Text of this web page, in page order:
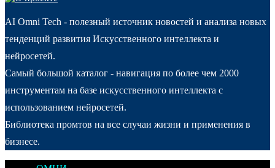
AI Omni Tech - полезный источник новостей и анализа новых
тенденций развития Искусственного интеллекта и
нейросетей.
Самый большой каталог - навигация по более чем 2000
инструментам на базе искусственного интеллекта с
использованием нейросетей.
Библиотека промтов на все случаи жизни и применения в
бизнесе.